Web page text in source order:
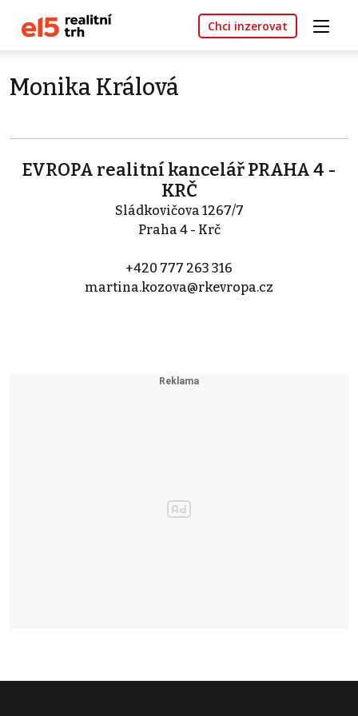
Chci inzerovat
Monika Králová
EVROPA realitní kancelář PRAHA 4 -
KRČ
Sládkovičova 1267/7
Praha 4 - Krč
+420 777 263 316
martina.kozova@rkevropa.cz